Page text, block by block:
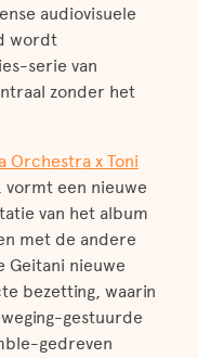
audiovisuele
wordt
serie van
zonder het
Orchestra x Toni
, vormt een nieuwe
van het album
met de andere
Geitani nieuwe
bezetting, waarin
gestuurde
gedreven